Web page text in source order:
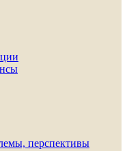
перспективы